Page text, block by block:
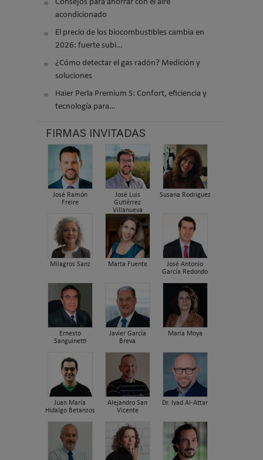
Consejos para ahorrar con el aire
acondicionado
El precio de los biocombustibles cambia en
2026: fuerte subi…
¿Cómo detectar el gas radón? Medición y
soluciones
Haier Perla Premium S: Confort, eficiencia y
tecnología para…
FIRMAS INVITADAS
José Ramón
Freire
José Luis
Gutiérrez
Villanueva
Susana Rodriguez
Milagros Sanz Marta Fuente
José Antonio
García Redondo
Ernesto
Sanguinetti
Javier García
Breva
María Moya
Juan María
Hidalgo Betanzos
Alejandro San
Vicente
Dr. Iyad Al-Attar